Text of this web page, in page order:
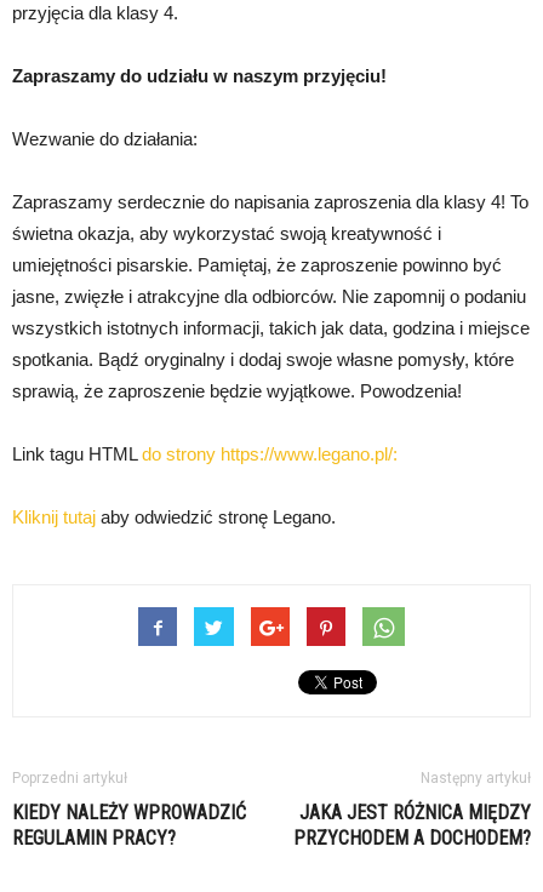
przyjęcia dla klasy 4.
Zapraszamy do udziału w naszym przyjęciu!
Wezwanie do działania:
Zapraszamy serdecznie do napisania zaproszenia dla klasy 4! To
świetna okazja, aby wykorzystać swoją kreatywność i
umiejętności pisarskie. Pamiętaj, że zaproszenie powinno być
jasne, zwięzłe i atrakcyjne dla odbiorców. Nie zapomnij o podaniu
wszystkich istotnych informacji, takich jak data, godzina i miejsce
spotkania. Bądź oryginalny i dodaj swoje własne pomysły, które
sprawią, że zaproszenie będzie wyjątkowe. Powodzenia!
Link tagu HTMLdo strony https://www.legano.pl/:
Kliknij tutaj aby odwiedzić stronę Legano.
Poprzedni artykuł
KIEDY NALEŻY WPROWADZIĆ
REGULAMIN PRACY?
Następny artykuł
JAKA JEST RÓŻNICA MIĘDZY
PRZYCHODEM A DOCHODEM?